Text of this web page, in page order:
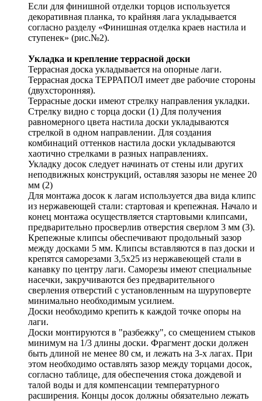
Если для финишной отделки торцов используется
декоративная планка, то крайняя лага укладывается
согласно разделу «Финишная отделка краев настила и
ступенек» (рис.№2).
Укладка и крепление террасной доски
Террасная доска укладывается на опорные лаги.
Террасная доска ТЕРРАПОЛ имеет две рабочие стороны
(двухсторонняя).
Террасные доски имеют стрелку направления укладки.
Стрелку видно с торца доски (1) Для получения
равномерного цвета настила доски укладываются
стрелкой в одном направлении. Для создания
комбинаций оттенков настила доски укладываются
хаотично стрелками в разных направлениях.
Укладку досок следует начинать от стены или других
неподвижных конструкций, оставляя зазоры не менее 20
мм (2)
Для монтажа досок к лагам используется два вида клипс
из нержавеющей стали: стартовая и крепежная. Начало и
конец монтажа осуществляется стартовыми клипсами,
предварительно просверлив отверстия сверлом 3 мм (3).
Крепежные клипсы обеспечивают продольный зазор
между досками 5 мм. Клипсы вставляются в паз доски и
крепятся саморезами 3,5х25 из нержавеющей стали в
канавку по центру лаги. Саморезы имеют специальные
насечки, закручиваются без предварительного
сверления отверстий с установленным на шуруповерте
минимально необходимым усилием.
Доски необходимо крепить к каждой точке опоры на
лаги.
Доски монтируются в "разбежку", со смещением стыков
минимум на 1/3 длины доски. Фрагмент доски должен
быть длиной не менее 80 см, и лежать на 3-х лагах. При
этом необходимо оставлять зазор между торцами досок,
согласно таблице, для обеспечения стока дождевой и
талой воды и для компенсации температурного
расширения. Концы досок должны обязательно лежать